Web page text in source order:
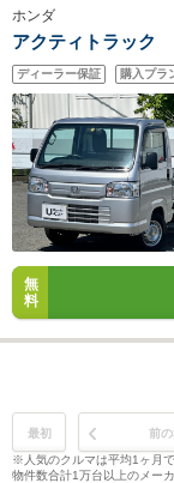
ホンダ
アクティトラック
ディーラー保証 購入プラ
無
料
最初 前
※人気のクルマは平均1ヶ月
物件数合計1万台以上のメー